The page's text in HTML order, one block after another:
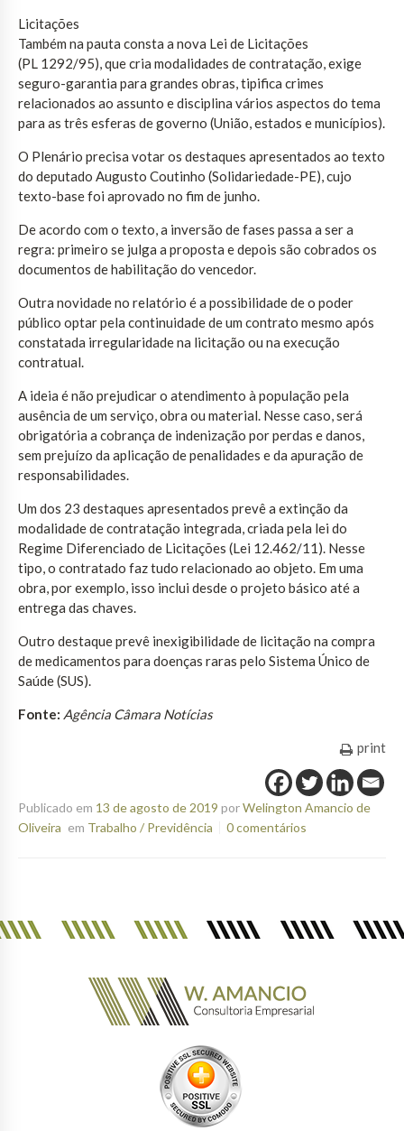
Licitações
Também na pauta consta a nova Lei de Licitações
(PL 1292/95), que cria modalidades de contratação, exige
seguro-garantia para grandes obras, tipifica crimes
relacionados ao assunto e disciplina vários aspectos do tema
para as três esferas de governo (União, estados e municípios).
O Plenário precisa votar os destaques apresentados ao texto
do deputado Augusto Coutinho (Solidariedade-PE), cujo
texto-base foi aprovado no fim de junho.
De acordo com o texto, a inversão de fases passa a ser a
regra: primeiro se julga a proposta e depois são cobrados os
documentos de habilitação do vencedor.
Outra novidade no relatório é a possibilidade de o poder
público optar pela continuidade de um contrato mesmo após
constatada irregularidade na licitação ou na execução
contratual.
A ideia é não prejudicar o atendimento à população pela
ausência de um serviço, obra ou material. Nesse caso, será
obrigatória a cobrança de indenização por perdas e danos,
sem prejuízo da aplicação de penalidades e da apuração de
responsabilidades.
Um dos 23 destaques apresentados prevê a extinção da
modalidade de contratação integrada, criada pela lei do
Regime Diferenciado de Licitações (Lei 12.462/11). Nesse
tipo, o contratado faz tudo relacionado ao objeto. Em uma
obra, por exemplo, isso inclui desde o projeto básico até a
entrega das chaves.
Outro destaque prevê inexigibilidade de licitação na compra
de medicamentos para doenças raras pelo Sistema Único de
Saúde (SUS).
Fonte: Agência Câmara Notícias
print
Publicado em 13 de agosto de 2019 porWelington Amancio de
Oliveira em Trabalho / Previdência 0 comentários